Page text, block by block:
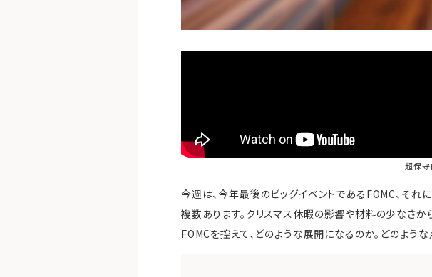
超保守
今週は、今年最後のビッグイベントであるFOMC、そ
複数あります。クリスマス休暇の影響や材料の少なさ
FOMCを控えて、どのような展開になるのか。どのよう